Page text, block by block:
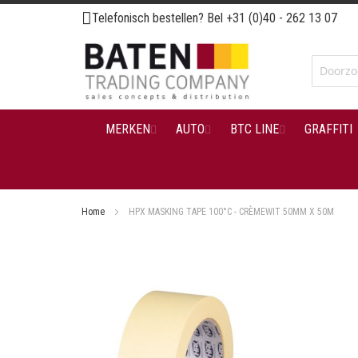
Ga
naar
de
inhoud
Telefonisch bestellen? Bel +31 (0)40 - 262 13 07
MERKEN AUTO BTC LINE GRAFFITI
Home HPX MASKING TAPE 100°C - CRÈMEWIT 50MM X 50M
afbeeldingen-